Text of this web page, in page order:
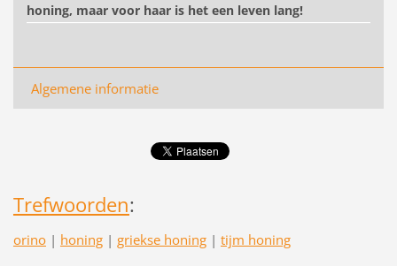
honing, maar voor haar is het een leven lang!
Algemene informatie
Trefwoorden:
orino | honing | griekse honing | tijm honing